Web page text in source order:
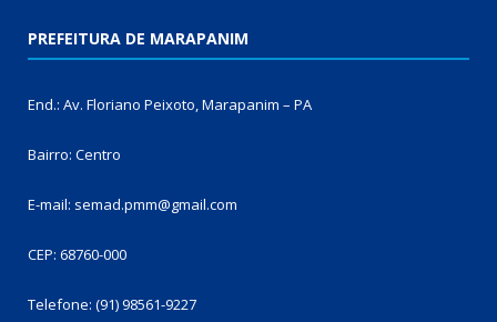
PREFEITURA DE MARAPANIM
End.: Av. Floriano Peixoto, Marapanim – PA
Bairro: Centro
E-mail: semad.pmm@gmail.com
CEP: 68760-000
Telefone: (91) 98561-9227